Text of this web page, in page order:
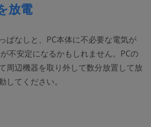
放電
ぱなしと、PC本体に不必要な電気が
不安定になるかもしれません。PCの
周辺機器を取り外して数分放置して放
してください。